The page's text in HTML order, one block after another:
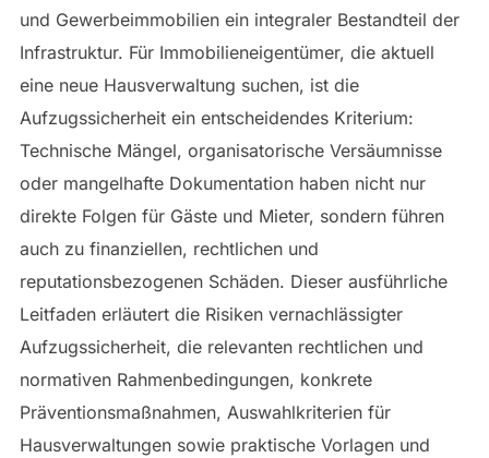
und Gewerbeimmobilien ein integraler Bestandteil der
Infrastruktur. Für Immobilieneigentümer, die aktuell
eine neue Hausverwaltung suchen, ist die
Aufzugssicherheit ein entscheidendes Kriterium:
Technische Mängel, organisatorische Versäumnisse
oder mangelhafte Dokumentation haben nicht nur
direkte Folgen für Gäste und Mieter, sondern führen
auch zu finanziellen, rechtlichen und
reputationsbezogenen Schäden. Dieser ausführliche
Leitfaden erläutert die Risiken vernachlässigter
Aufzugssicherheit, die relevanten rechtlichen und
normativen Rahmenbedingungen, konkrete
Präventionsmaßnahmen, Auswahlkriterien für
Hausverwaltungen sowie praktische Vorlagen und